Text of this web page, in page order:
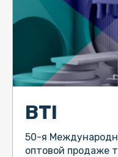
BTI
50-я
оптовой продаже